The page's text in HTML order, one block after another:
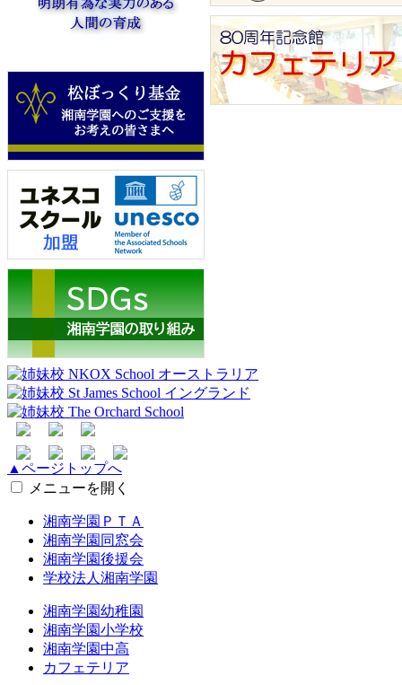
▲ページトップへ
メニューを開く
湘南学園ＰＴＡ
湘南学園同窓会
湘南学園後援会
学校法人湘南学園
湘南学園幼稚園
湘南学園小学校
湘南学園中高
カフェテリア